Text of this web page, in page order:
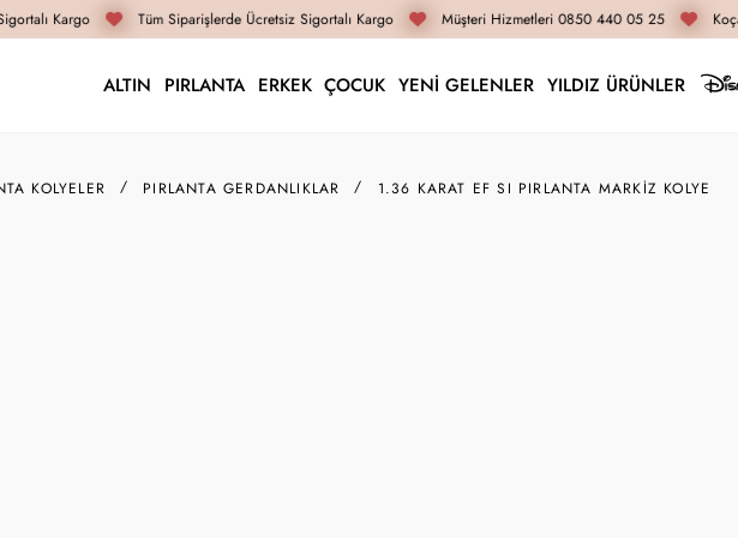
Kargo Tüm Siparişlerde Ücretsiz Sigortalı Kargo Müşteri Hizmetleri 0850 440 05 25
ALTIN PIRLANTA ERKEK ÇOCUK YENİ GELENLER YILDIZ ÜRÜNLER
KOLYELER PIRLANTA GERDANLIKLAR 1.36 KARAT EF SI PIRLANTA MARKIZ KOLYE